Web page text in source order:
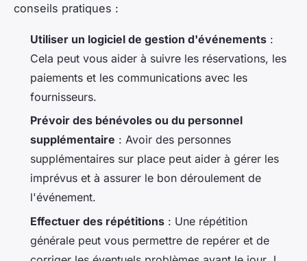
conseils pratiques :
Utiliser un logiciel de gestion d'événements :
Cela peut vous aider à suivre les réservations, les
paiements et les communications avec les
fournisseurs.
Prévoir des bénévoles ou du personnel
supplémentaire : Avoir des personnes
supplémentaires sur place peut aider à gérer les
imprévus et à assurer le bon déroulement de
l'événement.
Effectuer des répétitions : Une répétition
générale peut vous permettre de repérer et de